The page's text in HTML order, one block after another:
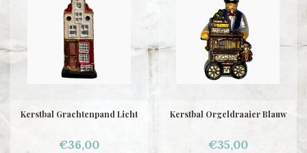
Kerstbal Grachtenpand Licht
€36,00
Kerstbal Orgeldraaier Blauw
€35,00